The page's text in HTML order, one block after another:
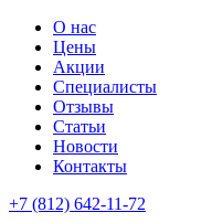
О нас
Цены
Акции
Специалисты
Отзывы
Статьи
Новости
Контакты
+7 (812) 642-11-72